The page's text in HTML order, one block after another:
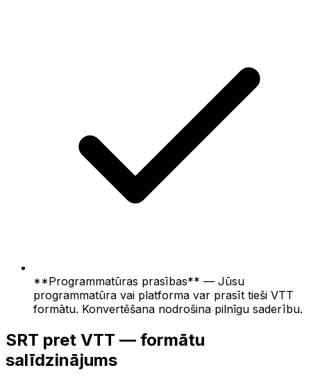
**Programmatūras prasības** — Jūsu
programmatūra vai platforma var prasīt tieši VTT
formātu. Konvertēšana nodrošina pilnīgu saderību.
SRT pret VTT — formātu
salīdzinājums